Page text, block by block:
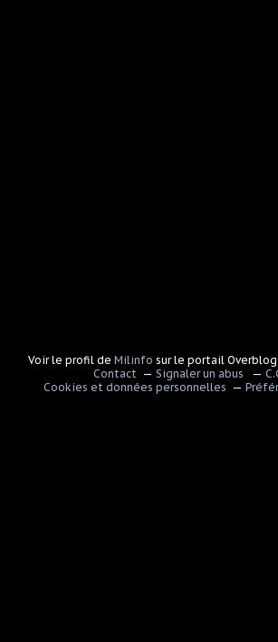
Voir le profil deMilinfo sur le portail Overblog
Contact
Signaler un abus
Cookies et données personnelles